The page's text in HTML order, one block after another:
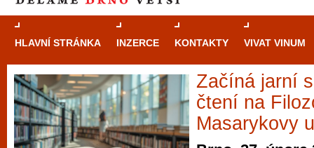
HLAVNÍ STRÁNKA INZERCE KONTAKTY VIVAT VINUM
Začíná jarní
čtení na
Masarykovy
Průvodce
Brně: Od
automaty